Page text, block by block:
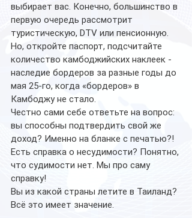
выбирает вас. Конечно, большинство в
первую очередь рассмотрит
туристическую, DTV или пенсионную.
Но, откройте паспорт, подсчитайте
количество камбоджийских наклеек -
наследие бордеров за разные годы до
мая 25-го, когда «бордеров» в
Камбоджу не стало.
Честно сами себе ответьте на вопрос:
вы способны подтвердить свой же
доход? Именно на бланке с печатью?!
Есть справка о несудимости? Понятно,
что судимости нет. Мы про саму
справку!
Вы из какой страны летите в Таиланд?
Всё это имеет значение.